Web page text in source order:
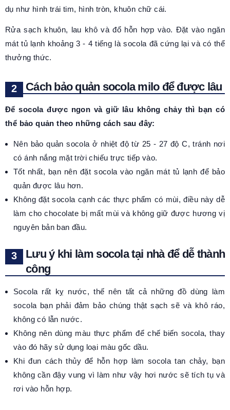
dụ như hình trái tim, hình tròn, khuôn chữ cái.
Rửa sạch khuôn, lau khô và đổ hỗn hợp vào. Đặt vào ngăn
mát tủ lạnh khoảng 3 - 4 tiếng là socola đã cứng lại và có thể
thưởng thức.
Cách bảo quản socola milo để được lâu
Để socola được ngon và giữ lâu không chảy thì bạn có
thể bảo quản theo những cách sau đây:
Nên bảo quản socola ở nhiệt độ từ 25 - 27 độ C, tránh nơi
có ánh nắng mặt trời chiếu trực tiếp vào.
Tốt nhất, bạn nên đặt socola vào ngăn mát tủ lạnh để bảo
quản được lâu hơn.
Không đặt socola cạnh các thực phẩm có mùi, điều này dễ
làm cho chocolate bị mất mùi và không giữ được hương vị
nguyên bản ban đầu.
Lưu ý khi làm socola tại nhà để dễ thành
công
Socola rất kỵ nước, thế nên tất cả những đồ dùng làm
socola bạn phải đảm bảo chúng thật sạch sẽ và khô ráo,
không có lẫn nước.
Không nên dùng màu thực phẩm để chế biến socola, thay
vào đó hãy sử dụng loại màu gốc dầu.
Khi đun cách thủy để hỗn hợp làm socola tan chảy, bạn
không cần đậy vung vì làm như vậy hơi nước sẽ tích tụ và
rơi vào hỗn hợp.